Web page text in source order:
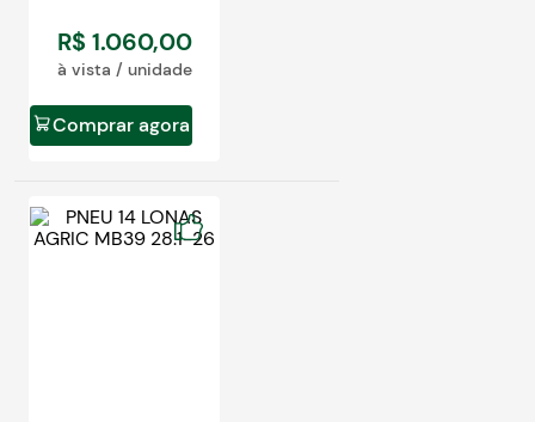
R$ 1.060,00
à vista / unidade
Comprar agora